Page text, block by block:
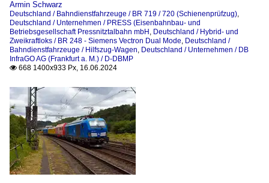
Armin Schwarz
Deutschland / Bahndienstfahrzeuge / BR 719 / 720 (Schienenprüfzug)
Deutschland / Unternehmen / PRESS (Eisenbahnbau- und
Betriebsgesellschaft Pressnitztalbahn mbH Deutschland / Hybrid- und
Zweikraftloks / BR 248 - Siemens Vectron Dual Mode Deutschland /
Bahndienstfahrzeuge / Hilfszug-Wagen Deutschland / Unternehmen / DB
InfraGO AG (Frankfurt a. M.) / D-DBMP
 668 1400x933 Px, 16.06.2024